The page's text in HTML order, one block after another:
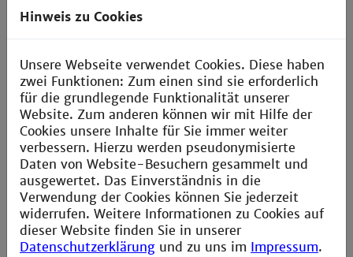
werden anteilig 2.000 EUR netto übernommen.
Darüberhinausgehende Kosten sind von den
Antragstellenden zu tragen.
Wichtig: Andere Möglichkeiten der Finanzierung
(Projektmittel, Drittmittel, Forschungsförderer etc.)
wurden von den Antragstellenden vorrangig geprüft
und ausgeschöpft!
4. Zeitpunkt
Der Förderantrag muss spätestens zum Zeitpunkt der
Annahme des Manuskripts gestellt werden.
Hinweis zu Cookies
Unsere Webseite verwendet Cookies. Diese haben
zwei Funktionen: Zum einen sind sie erforderlich
für die grundlegende Funktionalität unserer
Website. Zum anderen können wir mit Hilfe der
Cookies unsere Inhalte für Sie immer weiter
verbessern. Hierzu werden pseudonymisierte
Daten von Website-Besuchern gesammelt und
ausgewertet. Das Einverständnis in die
Verwendung der Cookies können Sie jederzeit
widerrufen. Weitere Informationen zu Cookies auf
dieser Website finden Sie in unserer
Datenschutzerklärung und zu uns im Impressum.